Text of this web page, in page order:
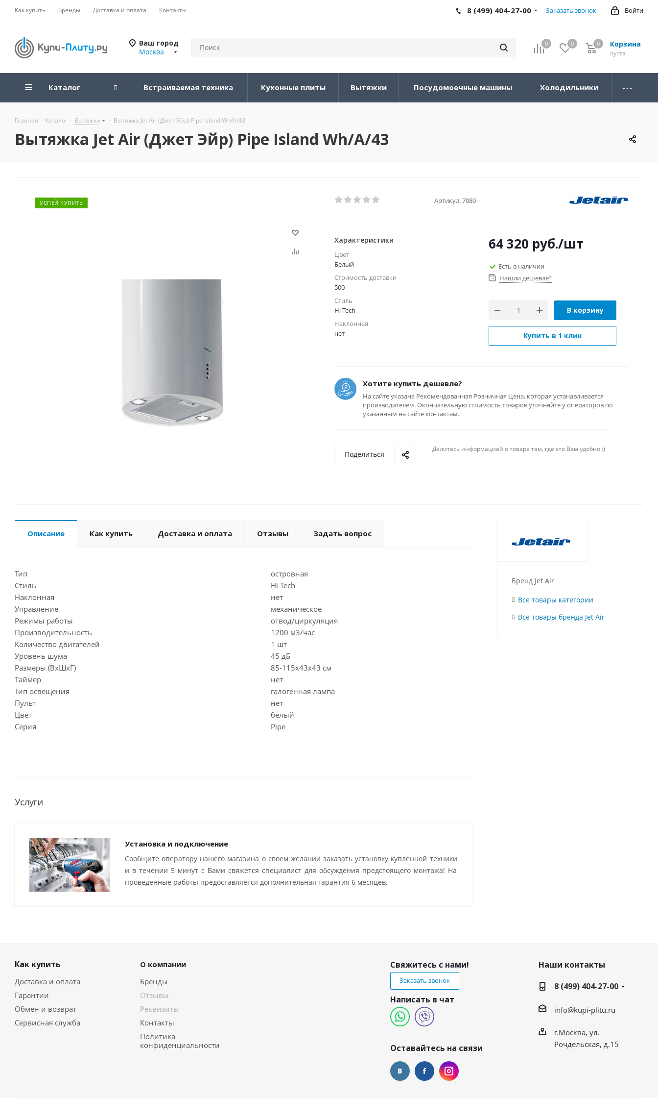
Как купить Бренды Доставка и оплата Контакты Войти
8 (499) 404-27-00 Заказать звонок
Ваш город
Москва
0 0 Корзина
0
пуста
0
Каталог Встраиваемая техника Кухонные плиты Вытяжки Посудомоечные машины Холодильники
Главная - Каталог - Вытяжки - Вытяжка Jet Air (Джет Эйр) Pipe Island Wh/A/43
Вытяжка Jet Air (Джет Эйр) Pipe Island Wh/A/43
УСПЕЙ КУПИТЬ Артикул:7080
Характеристики
Цвет
Белый
Стоимость доставки
500
Стиль
Hi-Tech
Наклонная
нет
64 320 руб./шт
Есть в наличии
Нашли дешевле?
В корзину
Купить в 1 клик
Хотите купить дешевле?
На сайте указана Рекомендованная Розничная Цена, которая устанавливается
производителем. Окончательную стоимость товаров уточняйте у операторов по
указанным на сайте контактам.
Поделиться
Делитесь информацией о товаре там, где это Вам удобно :)
Описание Как купить Доставка и оплата Отзывы Задать вопрос
Тип
островная
Стиль
Hi-Tech
Наклонная
нет
Управление
механическое
Режимы работы
отвод/циркуляция
Производительность
1200 м3/час
Количество двигателей
1 шт
Уровень шума
45 дБ
Размеры (ВхШхГ)
85-115х43х43 см
Таймер
нет
Тип освещения
галогенная лампа
Пульт
нет
Цвет
белый
Серия
Pipe
Услуги
Установка и подключение
Сообщите оператору нашего магазина о своем желании заказать установку купленной техники
и в течении 5 минут с Вами свяжется специалист для обсуждения предстоящего монтажа! На
проведенные работы предоставляется дополнительная гарантия 6 месяцев.
Бренд Jet Air
Все товары категории
Все товары бренда Jet Air
Как купить
Доставка и оплата
Гарантии
Обмен и возврат
Сервисная служба
О компании
Бренды
Отзывы
Реквизиты
Контакты
Политика
конфиденциальности
Свяжитесь с нами!
Заказать звонок
Написать в чат
Оставайтесь на связи
Наши контакты
8 (499) 404-27-00
info@kupi-plitu.ru
г.Москва, ул.
Рочдельская, д.15